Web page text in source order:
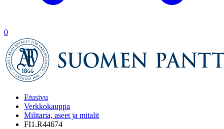
0
Etusivu
Verkkokauppa
Militaria, aseet ja mitalit
FI1.R44674